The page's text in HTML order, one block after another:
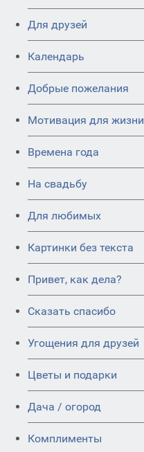
Для друзей
Календарь
Добрые пожелания
Мотивация для жизни
Времена года
На свадьбу
Для любимых
Картинки без текста
Привет, как дела?
Сказать спасибо
Угощения для друзей
Цветы и подарки
Дача / огород
Комплименты